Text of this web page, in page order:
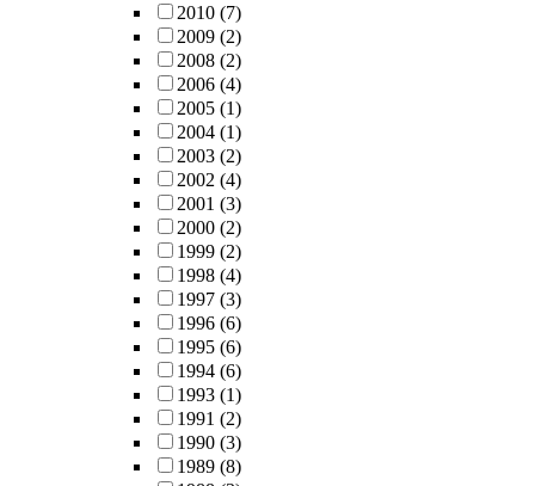
2010 (7)
2009 (2)
2008 (2)
2006 (4)
2005 (1)
2004 (1)
2003 (2)
2002 (4)
2001 (3)
2000 (2)
1999 (2)
1998 (4)
1997 (3)
1996 (6)
1995 (6)
1994 (6)
1993 (1)
1991 (2)
1990 (3)
1989 (8)